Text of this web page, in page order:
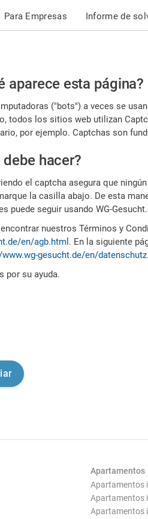
Para Empresas Informe de
aparece esta página?
("bots") a veces se
todos los sitios web utilizan
por ejemplo. Captchas son
debe hacer?
el captcha asegura que
la casilla abajo. De esta
puede seguir usando WG-
encontrar nuestros Términos y
en/agb.html . En la siguiente
gesucht.de/en/
por su ayuda.
Apartamentos
Apartamentos
Apartamentos
Apartamentos